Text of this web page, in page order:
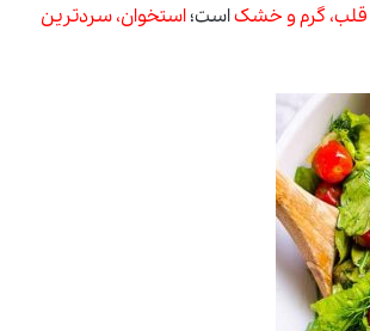
قلب، گرم و خشکاست؛استخوان، سردترین